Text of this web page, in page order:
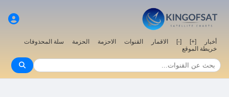
أخبار [+]
[-] الاقمار القنوات الاحزمة الحزمة
سلة المحذوفات
خريطة الموقع